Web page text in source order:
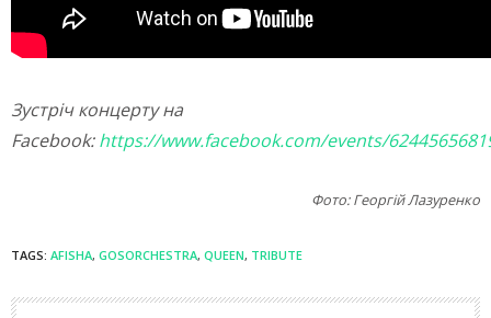
Зустріч концерту на
Facebook:https://www.facebook.com/events/
Фото: Георгій Лазуренко
TAGS: AFISHA, GOSORCHESTRA, QUEEN, TRIBUTE